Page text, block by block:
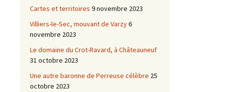
Cartes et territoires 9 novembre 2023
Villiers-le-Sec, mouvant de Varzy6
novembre 2023
Le domaine du Crot-Ravard, à Châteauneuf
31 octobre 2023
Une autre baronne de Perreuse célèbre 25
octobre 2023